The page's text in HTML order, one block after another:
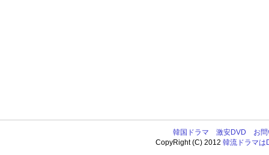
韓国ドラマ 激安DVD
お
CopyRight (C) 2012韓流ドラマは